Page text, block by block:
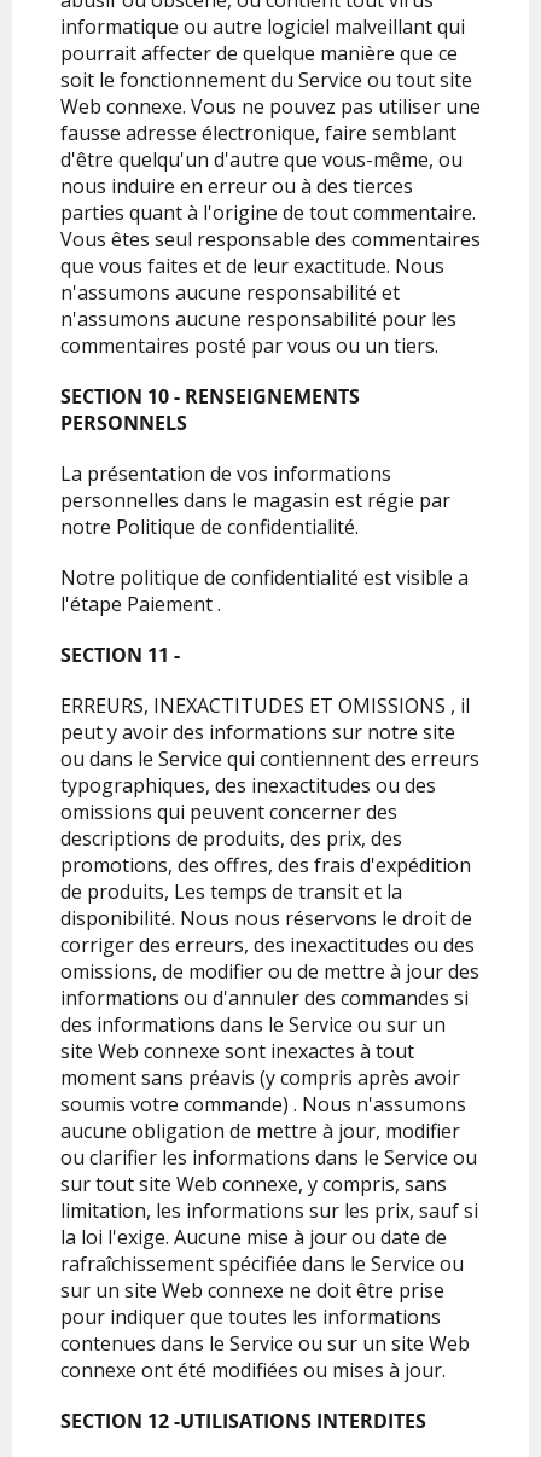
informatique ou autre logiciel malveillant qui
pourrait affecter de quelque manière que ce
soit le fonctionnement du Service ou tout site
Web connexe. Vous ne pouvez pas utiliser une
fausse adresse électronique, faire semblant
d'être quelqu'un d'autre que vous-même, ou
nous induire en erreur ou à des tierces
parties quant à l'origine de tout commentaire.
Vous êtes seul responsable des commentaires
que vous faites et de leur exactitude. Nous
n'assumons aucune responsabilité et
n'assumons aucune responsabilité pour les
commentaires posté par vous ou un tiers.
SECTION 10 - RENSEIGNEMENTS
PERSONNELS
La présentation de vos informations
personnelles dans le magasin est régie par
notre Politique de confidentialité.
Notre politique de confidentialité est visible a
l'étape Paiement .
SECTION 11 -
ERREURS, INEXACTITUDES ET OMISSIONS , il
peut y avoir des informations sur notre site
ou dans le Service qui contiennent des erreurs
typographiques, des inexactitudes ou des
omissions qui peuvent concerner des
descriptions de produits, des prix, des
promotions, des offres, des frais d'expédition
de produits, Les temps de transit et la
disponibilité. Nous nous réservons le droit de
corriger des erreurs, des inexactitudes ou des
omissions, de modifier ou de mettre à jour des
informations ou d'annuler des commandes si
des informations dans le Service ou sur un
site Web connexe sont inexactes à tout
moment sans préavis (y compris après avoir
soumis votre commande) . Nous n'assumons
aucune obligation de mettre à jour, modifier
ou clarifier les informations dans le Service ou
sur tout site Web connexe, y compris, sans
limitation, les informations sur les prix, sauf si
la loi l'exige. Aucune mise à jour ou date de
rafraîchissement spécifiée dans le Service ou
sur un site Web connexe ne doit être prise
pour indiquer que toutes les informations
contenues dans le Service ou sur un site Web
connexe ont été modifiées ou mises à jour.
SECTION 12 -UTILISATIONS INTERDITES